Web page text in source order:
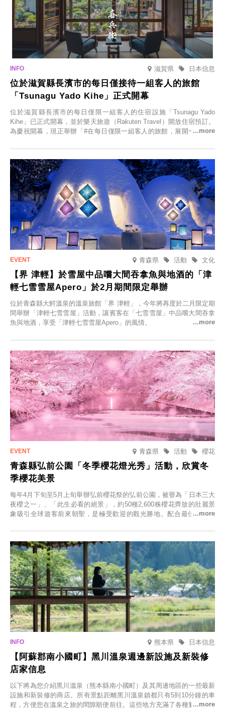
滋賀県 日本信息
位於滋賀縣長濱市的每日僅接待一組客人的旅館
「Tsunagu Yado Kihe」正式開幕
位於滋賀縣長濱市的每日僅限一組客人的住宿設施「Tsunagu Yado
Kihe」已正式開幕，並於樂天旅遊（Rakuten Travel）開放住宿預訂。
為慶祝開幕，現正舉辦「#在每日僅限一組客人的旅館，展開一生一次
人的旅館，您才能在此與重要的人共度獨一無二的特別時光。
青森県 文化
活動
【界 津輕】於雪屋中品嚐大間吞拿魚與地酒的「津
輕七雪雪屋Apero」於2月期間限定舉辦
位於青森縣大鰐溫泉的溫泉旅館「界 津輕」，今年將再度於二月限定期
間舉辦「津輕七雪雪屋」活動，讓賓客在「七雪雪屋」中品嚐大間吞拿
魚與地酒，享受「津輕七雪雪屋Apero」的風情。
青森県 櫻花
活動
青森縣弘前公園「冬季櫻花燈光秀」活動，欣賞冬
季櫻花美景
每年4月下旬至5月上旬舉辦弘前櫻花祭的弘前公園，被譽為「日本三大
夜櫻之一」、「此生必看的絕景」，約50種2,600株櫻花齊放的壯麗景
象吸引全球遊客前來朝聖，是極受歡迎的觀光勝地。配合最佳觀雪時
「冬季櫻花燈光秀」。
熊本県 日本信息
【阿蘇郡南小國町】黑川溫泉週邊新設施及新裝修
店家信息
以下將為您介紹黑川溫泉（熊本縣南小國町）及其周邊地區的一些最新
設施和新裝修的商店。所有景點距離黑川溫泉鎮都只有5到10分鐘的車
程，方便您在溫泉之旅的間隙順便前往。這些地方充滿了各種魅力，包